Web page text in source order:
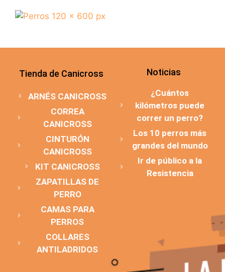
Tienda de Canicross
ARNÉS CANICROSS
CORREA
CANICROSS
CINTURÓN
CANICROSS
KIT CANICROSS
ZAPATILLAS DE
PERRO
CAMAS PARA
PERROS
COLLARES
ANTILADRIDOS
Noticias
¿Cuántos
kilómetros puede
correr un perro?
Los 10 perros más
grandes del mundo
Ir de público a la
Resistencia